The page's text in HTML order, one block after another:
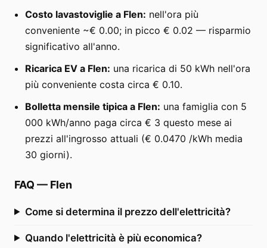
Costo lavastoviglie a Flen: nell'ora più
conveniente ~€ 0.00; in picco € 0.02 — risparmio
significativo all'anno.
Ricarica EV a Flen: una ricarica di 50 kWh nell'ora
più conveniente costa circa € 0.10.
Bolletta mensile tipica a Flen: una famiglia con 5
000 kWh/anno paga circa € 3 questo mese ai
prezzi all'ingrosso attuali (€ 0.0470 /kWh media
30 giorni).
FAQ — Flen
Come si determina il prezzo dell'elettricità?
Quando l'elettricità è più economica?